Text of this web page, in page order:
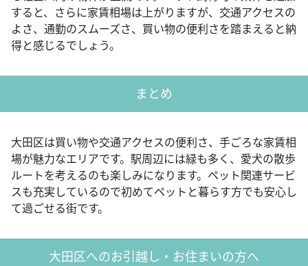
すると、さらに家賃相場は上がりますが、交通アクセスの
よさ、通勤のスムーズさ、買い物の便利さを踏まえると納
得と感じるでしょう。
まとめ
大田区は買い物や交通アクセスの便利さ、手ごろな家賃相
場が魅力なエリアです。駅周辺には緑も多く、愛犬の散歩
ルートを考えるのも楽しみになります。ペット関連サービ
スも充実しているので初めてペットと暮らす方でも安心し
て過ごせる街です。
大田区へのお引越し・お住まいの方へ